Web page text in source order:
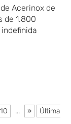
Acerinox de
de 1.800
10 ... »
Última